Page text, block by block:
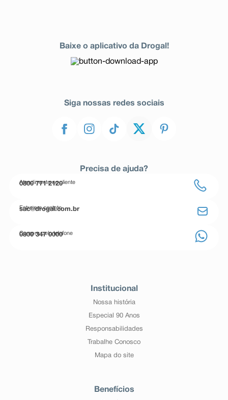
Baixe o aplicativo da Drogal!
Siga nossas redes sociais
Precisa de ajuda?
Atendimento ao cliente
0800 771 2120
Entre em contato
sac@drogal.com.br
Compre pelo telefone
0800 347 0000
Institucional
Nossa história
Especial 90 Anos
Responsabilidades
Trabalhe Conosco
Mapa do site
Benefícios